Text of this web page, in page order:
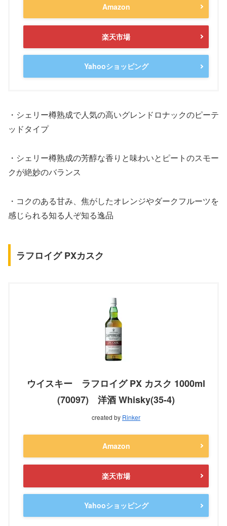
Amazon
楽天市場
Yahooショッピング
・シェリー樽熟成で人気の高いグレンドロナックのピーテ
ッドタイプ
・シェリー樽熟成の芳醇な香りと味わいとピートのスモー
クが絶妙のバランス
・コクのある甘み、焦がしたオレンジやダークフルーツを
感じられる知る人ぞ知る逸品
ラフロイグ PXカスク
ウイスキー ラフロイグ PX カスク 1000ml
(70097) 洋酒 Whisky(35-4)
created by Rinker
Amazon
楽天市場
Yahooショッピング